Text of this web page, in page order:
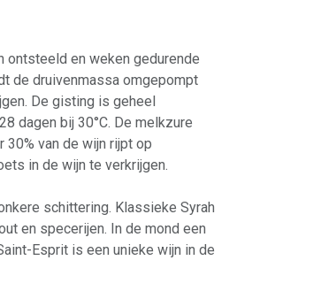
ontsteeld en weken gedurende
de druivenmassa omgepompt
De gisting is geheel
dagen bij 30°C. De melkzure
van de wijn rijpt op
in de wijn te verkrijgen.
schittering. Klassieke Syrah
en specerijen. In de mond een
Esprit is een unieke wijn in de